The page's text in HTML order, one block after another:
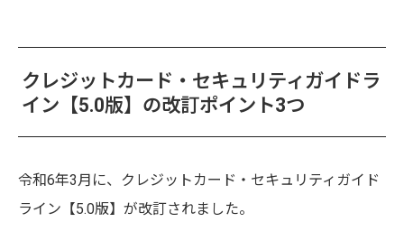
クレジットカード・セキュリティガイドラ
イン【5.0版】の改訂ポイント3つ
令和6年3月に、クレジットカード・セキュリティガイド
ライン【5.0版】が改訂されました。